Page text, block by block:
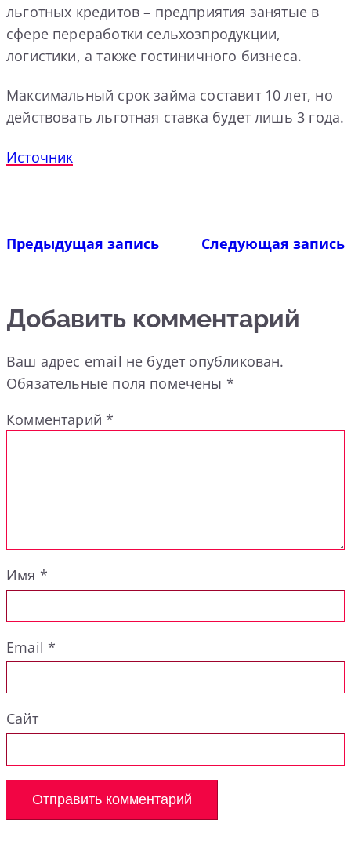
льготных кредитов – предприятия занятые в
сфере переработки сельхозпродукции,
логистики, а также гостиничного бизнеса.
Максимальный срок займа составит 10 лет, но
действовать льготная ставка будет лишь 3 года.
Источник
Предыдущая запись Следующая запись
Добавить комментарий
Ваш адрес email не будет опубликован.
Обязательные поля помечены *
Комментарий*
Имя *
Email*
Сайт